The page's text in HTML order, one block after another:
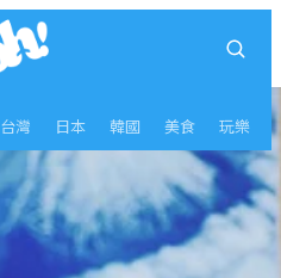
台灣 日本 韓國 美食 玩樂